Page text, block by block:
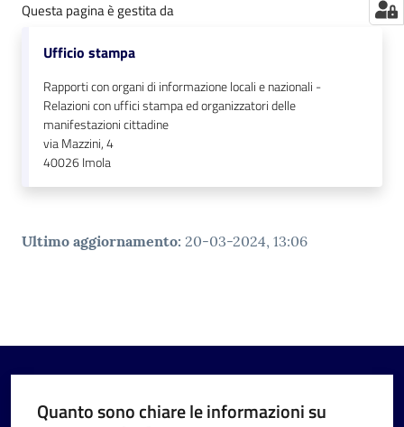
Questa pagina è gestita da
Ufficio stampa
Rapporti con organi di informazione locali e nazionali -
Relazioni con uffici stampa ed organizzatori delle
manifestazioni cittadine
via Mazzini, 4
40026Imola
Ultimo aggiornamento: 20-03-2024, 13:06
Quanto sono chiare le informazioni su